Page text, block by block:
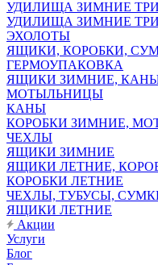
УДИЛИЩА ЗИМНИЕ
УДИЛИЩА ЗИМНИЕ
ЭХОЛОТЫ
ЯЩИКИ, КОРОБКИ,
ГЕРМОУПАКОВКА
ЯЩИКИ ЗИМНИЕ,
МОТЫЛЬНИЦЫ
КАНЫ
КОРОБКИ ЗИМНИЕ,
ЧЕХЛЫ
ЯЩИКИ ЗИМНИЕ
ЯЩИКИ ЛЕТНИЕ,
КОРОБКИ ЛЕТНИЕ
ЧЕХЛЫ, ТУБУСЫ,
ЯЩИКИ ЛЕТНИЕ
Акции
Услуги
Блог